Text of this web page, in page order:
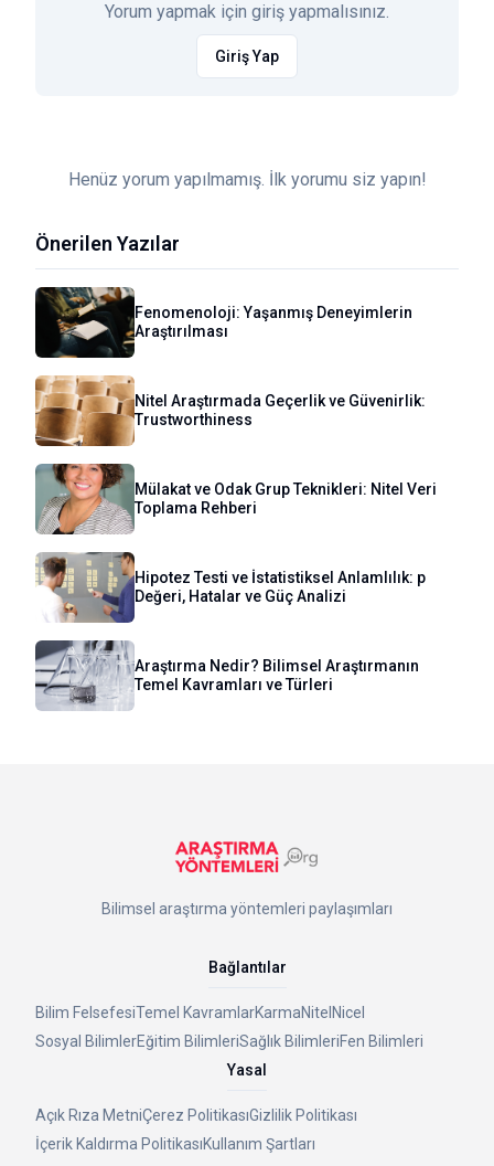
Yorum yapmak için giriş yapmalısınız.
Giriş Yap
Henüz yorum yapılmamış. İlk yorumu siz yapın!
Önerilen Yazılar
Fenomenoloji: Yaşanmış Deneyimlerin
Araştırılması
Nitel Araştırmada Geçerlik ve Güvenirlik:
Trustworthiness
Mülakat ve Odak Grup Teknikleri: Nitel Veri
Toplama Rehberi
Hipotez Testi ve İstatistiksel Anlamlılık: p
Değeri, Hatalar ve Güç Analizi
Araştırma Nedir? Bilimsel Araştırmanın
Temel Kavramları ve Türleri
Bilimsel araştırma yöntemleri paylaşımları
Bağlantılar
Bilim FelsefesiTemel KavramlarKarmaNitel Nicel
Sosyal BilimlerEğitim BilimleriSağlık BilimleriFen Bilimleri
Yasal
Açık Rıza MetniÇerez PolitikasıGizlilik Politikası
İçerik Kaldırma PolitikasıKullanım Şartları